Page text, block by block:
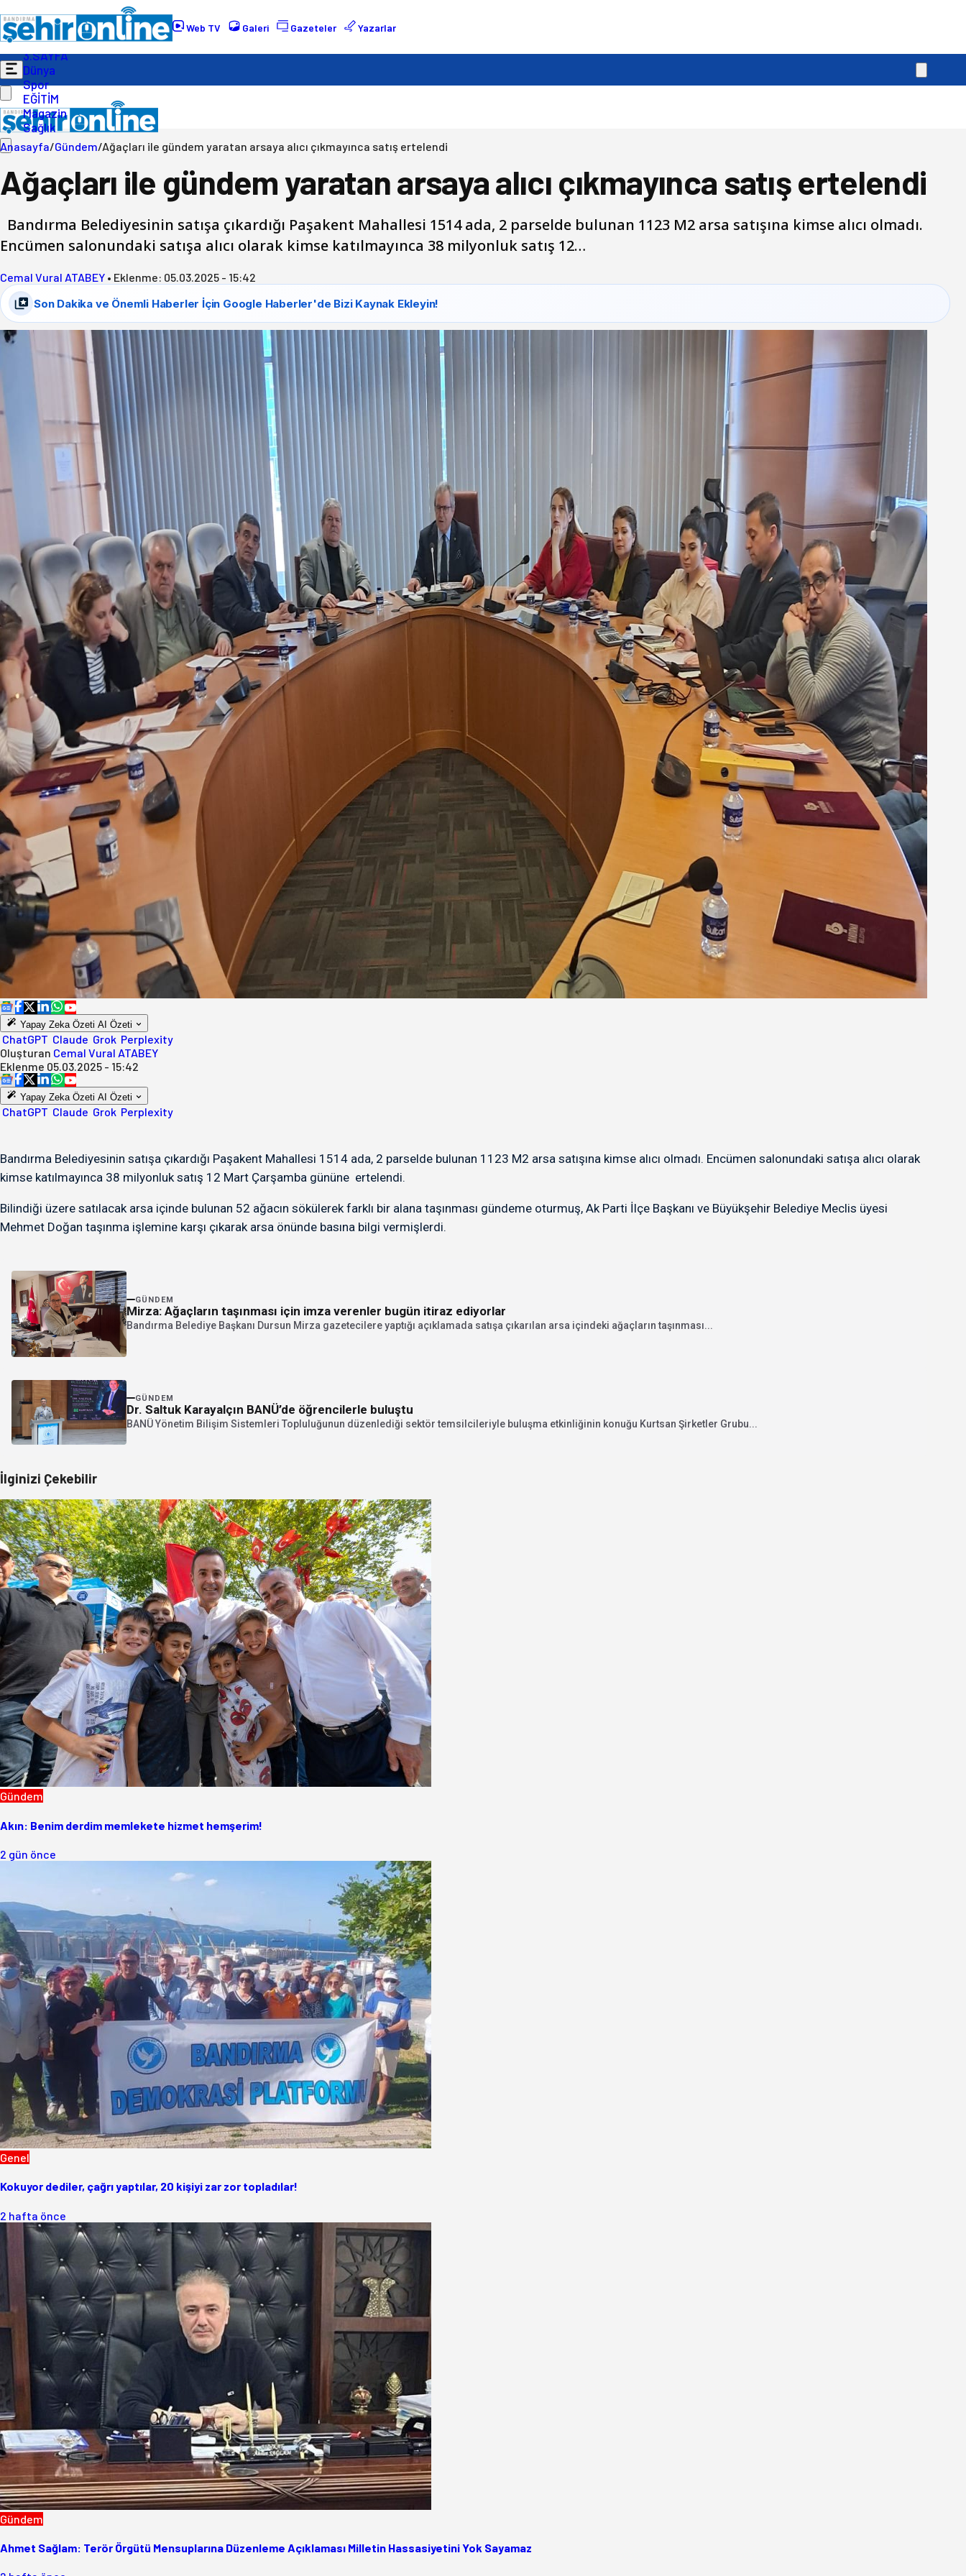
Web TV Galeri Gazeteler Yazarlar
Gündem
Ekonomi
Politika
3.SAYFA
Dünya
Spor
EĞİTİM
Magazin
Sağlık
Anasayfa/Gündem/Ağaçları ile gündem yaratan arsaya alıcı çıkmayınca satış ertelendi
Ağaçları ile gündem yaratan arsaya alıcı çıkmayınca satış ertelendi
Bandırma Belediyesinin satışa çıkardığı Paşakent Mahallesi 1514 ada, 2 parselde bulunan 1123 M2 arsa satışına kimse alıcı olmadı.
Encümen salonundaki satışa alıcı olarak kimse katılmayınca 38 milyonluk satış 12…
Cemal Vural ATABEY • Eklenme: 05.03.2025 - 15:42
Son Dakika ve Önemli Haberler İçin Google Haberler'de Bizi Kaynak Ekleyin!
Yapay Zeka Özeti AI Özeti
ChatGPT Claude Grok Perplexity
Oluşturan Cemal Vural ATABEY
Eklenme 05.03.2025 - 15:42
Yapay Zeka Özeti AI Özeti
ChatGPT Claude Grok Perplexity
Bandırma Belediyesinin satışa çıkardığı Paşakent Mahallesi 1514 ada, 2 parselde bulunan 1123 M2 arsa satışına kimse alıcı olmadı. Encümen salonundaki satışa alıcı olarak
kimse katılmayınca 38 milyonluk satış 12 Mart Çarşamba gününe ertelendi.
Bilindiği üzere satılacak arsa içinde bulunan 52 ağacın sökülerek farklı bir alana taşınması gündeme oturmuş, Ak Parti İlçe Başkanı ve Büyükşehir Belediye Meclis üyesi
Mehmet Doğan taşınma işlemine karşı çıkarak arsa önünde basına bilgi vermişlerdi.
GÜNDEM
Mirza: Ağaçların taşınması için imza verenler bugün itiraz ediyorlar
Bandırma Belediye Başkanı Dursun Mirza gazetecilere yaptığı açıklamada satışa çıkarılan arsa içindeki ağaçların taşınması...
GÜNDEM
Dr. Saltuk Karayalçın BANÜ’de öğrencilerle buluştu
BANÜ Yönetim Bilişim Sistemleri Topluluğunun düzenlediği sektör temsilcileriyle buluşma etkinliğinin konuğu Kurtsan Şirketler Grubu...
İlginizi Çekebilir
Gündem
Akın: Benim derdim memlekete hizmet hemşerim!
2 gün önce
Genel
Kokuyor dediler, çağrı yaptılar, 20 kişiyi zar zor topladılar!
2 hafta önce
Gündem
Ahmet Sağlam: Terör Örgütü Mensuplarına Düzenleme Açıklaması Milletin Hassasiyetini Yok Sayamaz